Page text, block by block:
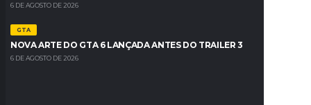
6 DE AGOSTO DE 2026
GTA
NOVA ARTE DO GTA 6 LANÇADA ANTES DO TRAILER 3
6 DE AGOSTO DE 2026